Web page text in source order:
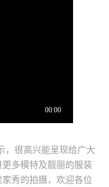
，很高兴能呈现给广大
多模特及靓丽的服装
秀的拍摄，欢迎各位